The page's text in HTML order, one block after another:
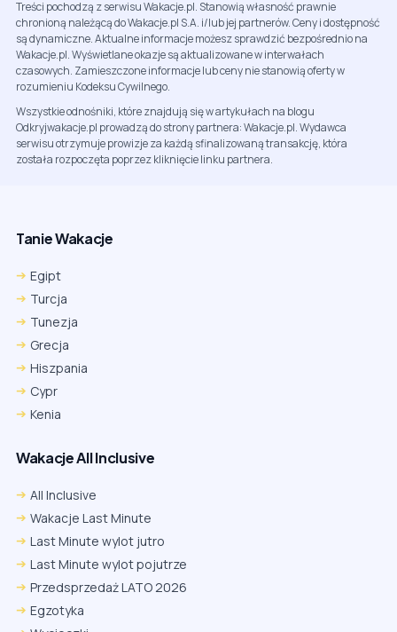
Treści pochodzą z serwisu Wakacje.pl. Stanowią własność prawnie
chronioną należącą do Wakacje.pl S.A. i/lub jej partnerów. Ceny i dostępność
są dynamiczne. Aktualne informacje możesz sprawdzić bezpośrednio na
Wakacje.pl. Wyświetlane okazje są aktualizowane w interwałach
czasowych. Zamieszczone informacje lub ceny nie stanowią oferty w
rozumieniu Kodeksu Cywilnego.
Wszystkie odnośniki, które znajdują się w artykułach na blogu
Odkryjwakacje.pl prowadzą do strony partnera: Wakacje.pl. Wydawca
serwisu otrzymuje prowizje za każdą sfinalizowaną transakcję, która
została rozpoczęta poprzez kliknięcie linku partnera.
Tanie Wakacje
Egipt
Turcja
Tunezja
Grecja
Hiszpania
Cypr
Kenia
Wakacje All Inclusive
All Inclusive
Wakacje Last Minute
Last Minute wylot jutro
Last Minute wylot pojutrze
Przedsprzedaż LATO 2026
Egzotyka